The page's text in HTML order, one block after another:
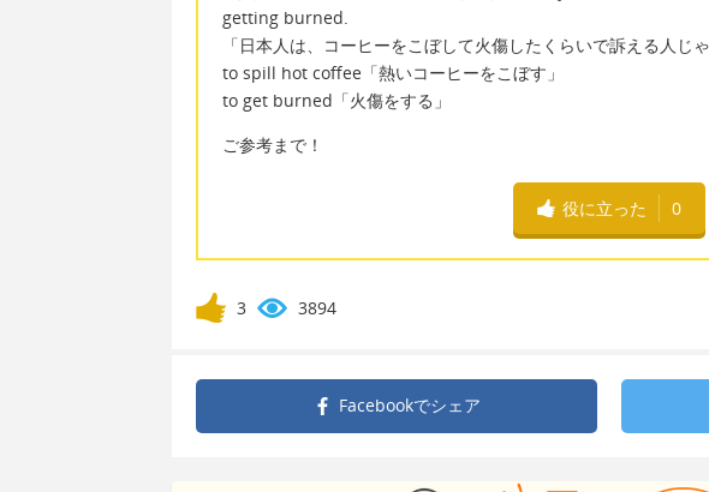
getting burned.
「日本人は、コーヒーをこぼして火傷したくらいで訴える人じゃ
to spill hot coffee「熱いコーヒーをこぼす」
to get burned「火傷をする」
ご参考まで！
役に立った 0
3 3894
Facebookでシェア